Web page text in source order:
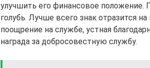
улучшить его финансовое положение.
голубь. Лучше всего знак отразится
поощрение на службе, устная
награда за добросовестную службу.